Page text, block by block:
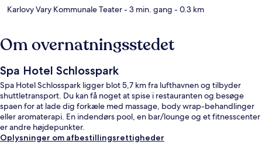
Karlovy Vary Kommunale Teater- 3 min. gang - 0.3 km
Om overnatningsstedet
Spa Hotel Schlosspark
Spa Hotel Schlosspark ligger blot 5,7 km fra lufthavnen og tilbyder
shuttletransport. Du kan få noget at spise i restauranten og besøge
spaen for at lade dig forkæle med massage, body wrap-behandlinger
eller aromaterapi. En indendørs pool, en bar/lounge og et fitnesscenter
er andre højdepunkter.
Oplysninger om afbestillingsrettigheder